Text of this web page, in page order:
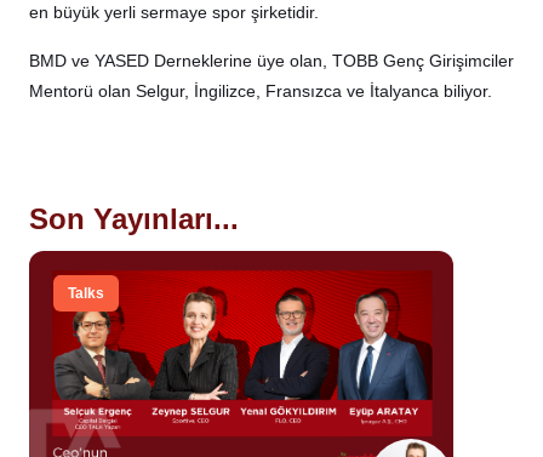
en büyük yerli sermaye spor şirketidir.
BMD ve YASED Derneklerine üye olan, TOBB Genç Girişimciler
Mentorü olan Selgur, İngilizce, Fransızca ve İtalyanca biliyor.
Son Yayınları...
Talks